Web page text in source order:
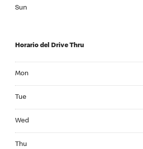
Sun
Horario del Drive Thru
Mon
Tue
Wed
Thu